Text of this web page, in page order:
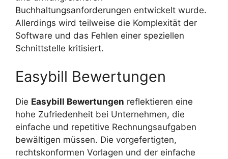
Buchhaltungsanforderungen entwickelt wurde.
Allerdings wird teilweise die Komplexität der
Software und das Fehlen einer speziellen
Schnittstelle kritisiert.
Easybill Bewertungen
Die Easybill Bewertungen reflektieren eine
hohe Zufriedenheit bei Unternehmen, die
einfache und repetitive Rechnungsaufgaben
bewältigen müssen. Die vorgefertigten,
rechtskonformen Vorlagen und der einfache